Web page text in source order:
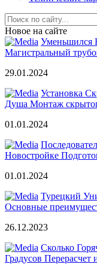
Новое на сайте
Уменьшился
Магистральный
29.01.2024
Установка
Душа Монтаж
01.01.2024
Новостройке
01.01.2024
Турецкий
Основные
26.12.2023
Сколько
Градусов Перерасчет